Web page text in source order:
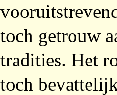
toch getrouw
tradities. Het
toch